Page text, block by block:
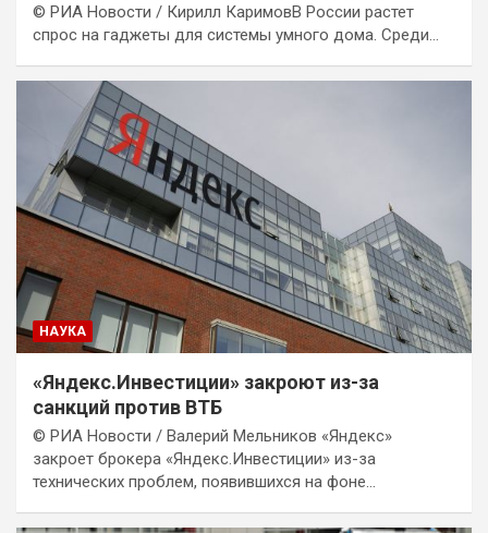
© РИА Новости / Кирилл КаримовВ России растет
спрос на гаджеты для системы умного дома. Среди…
НАУКА
«Яндекс.Инвестиции» закроют из-за
санкций против ВТБ
© РИА Новости / Валерий Мельников «Яндекс»
закроет брокера «Яндекс.Инвестиции» из-за
технических проблем, появившихся на фоне…